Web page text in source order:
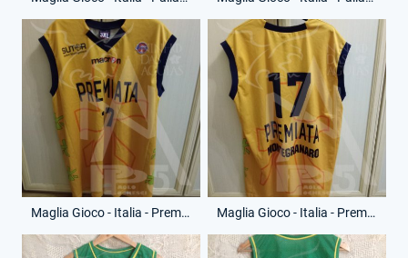
Maglia Gioco - Italia - Premiata Montegranaro - Anno 2008-09 - 17 - (Fronte) Maglia Gioco - Italia - Premiata Montegranaro - Anno 2008-09 - 17 - (Retro)